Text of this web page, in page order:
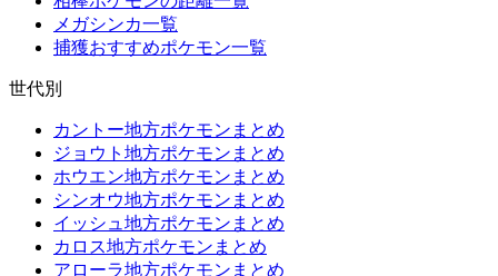
メガシンカ一覧
捕獲おすすめポケモン一覧
世代別
カントー地方ポケモンまとめ
ジョウト地方ポケモンまとめ
ホウエン地方ポケモンまとめ
シンオウ地方ポケモンまとめ
イッシュ地方ポケモンまとめ
カロス地方ポケモンまとめ
アローラ地方ポケモンまとめ